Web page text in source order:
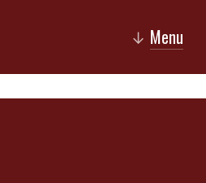
↓ Menu